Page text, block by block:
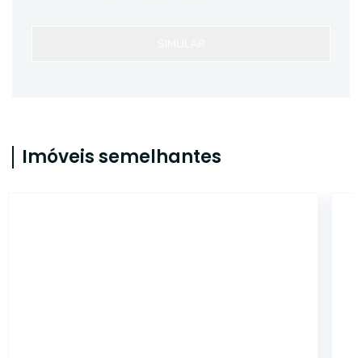
Imóveis semelhantes